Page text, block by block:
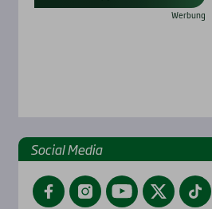
Social Media
FacebookInstagramYouTubeTwitterTikTok